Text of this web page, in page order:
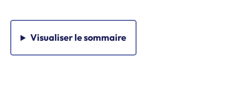
Visualiserle sommaire